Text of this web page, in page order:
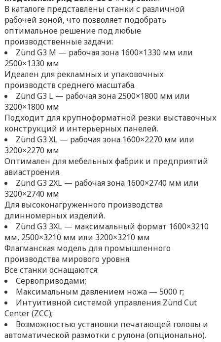
В каталоге представлены станки с различной
рабочей зоной, что позволяет подобрать
оптимальное решение под любые
производственные задачи:
Zünd G3 M — рабочая зона 1600×1330 мм или
2500×1330 мм
Идеален для рекламных и упаковочных
производств среднего масштаба.
Zünd G3 L — рабочая зона 2500×1800 мм или
3200×1800 мм
Подходит для крупноформатной резки выставочных
конструкций и интерьерных панелей.
Zünd G3 XL — рабочая зона 1600×2270 мм или
3200×2270 мм
Оптимален для мебельных фабрик и предприятий
авиастроения.
Zünd G3 2XL — рабочая зона 1600×2740 мм или
3200×2740 мм
Для высоконагруженного производства
длинномерных изделий.
Zünd G3 3XL — максимальный формат 1600×3210
мм, 2500×3210 мм или 3200×3210 мм
Флагманская модель для промышленного
производства мирового уровня.
Все станки оснащаются:
Сервоприводами;
Максимальным давлением ножа — 5000 г;
Интуитивной системой управления Zünd Cut
Center (ZCC);
Возможностью установки печатающей головы и
автоматической размотки с рулона (опционально).